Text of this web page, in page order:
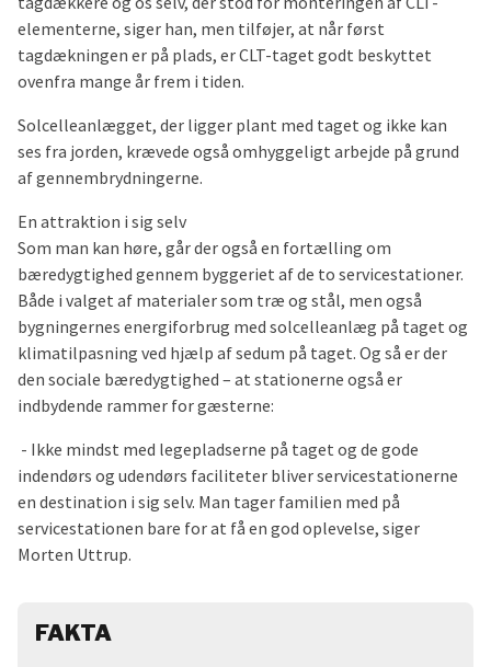
elementerne, siger han, men tilføjer, at når først
tagdækningen er på plads, er CLT-taget godt beskyttet
ovenfra mange år frem i tiden.
Solcelleanlægget, der ligger plant med taget og ikke kan
ses fra jorden, krævede også omhyggeligt arbejde på grund
af gennembrydningerne.
En attraktion i sig selv
Som man kan høre, går der også en fortælling om
bæredygtighed gennem byggeriet af de to servicestationer.
Både i valget af materialer som træ og stål, men også
bygningernes energiforbrug med solcelleanlæg på taget og
klimatilpasning ved hjælp af sedum på taget. Og så er der
den sociale bæredygtighed – at stationerne også er
indbydende rammer for gæsterne:
- Ikke mindst med legepladserne på taget og de gode
indendørs og udendørs faciliteter bliver servicestationerne
en destination i sig selv. Man tager familien med på
servicestationen bare for at få en god oplevelse, siger
Morten Uttrup.
FAKTA